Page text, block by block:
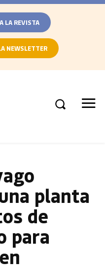
LA REVISTA
NEWSLETTER
planta
de
para